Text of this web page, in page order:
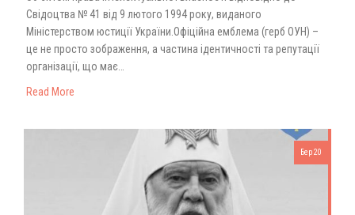
Свідоцтва № 41 від 9 лютого 1994 року, виданого
Міністерством юстиції України.Офіційна емблема (герб ОУН) –
це не просто зображення, а частина ідентичності та репутації
організації, що має…
Read More
Бер 20